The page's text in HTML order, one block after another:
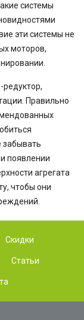
системы
эти системы не
моторов,
редуктор,
Правильно
забывать
появлении
агрегата
чтобы они
Скидки
Статьи